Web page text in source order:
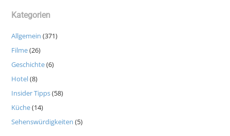
Kategorien
Allgemein (371)
Filme(26)
Geschichte(6)
Hotel(8)
Insider Tipps(58)
Küche(14)
Sehenswürdigkeiten (5)